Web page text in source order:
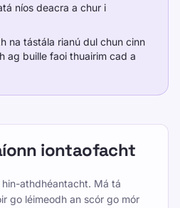
níos deacra a chur i
na tástála rianú dul chun cinn
ag buille faoi thuairim cad a
iontaofacht
athdhéantacht. Má tá
go léimeodh an scór go mór